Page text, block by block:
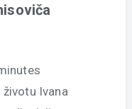
Ivana